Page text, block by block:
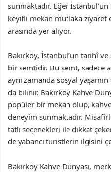
sunmaktadır. Eğer
keyifli mekan mutlaka ziyaret
arasında yer alıyor.
Bakırköy, İstanbul’un tarihî
bir semtidir. Bu semt, sadece
aynı zamanda sosyal
da bilinir. Bakırköy Kahve
popüler bir mekan olup,
deneyim sunmaktadır.
tatlı seçenekleri ile dikkat
de yabancı turistlerin ilgisini
Bakırköy Kahve Dünyası,